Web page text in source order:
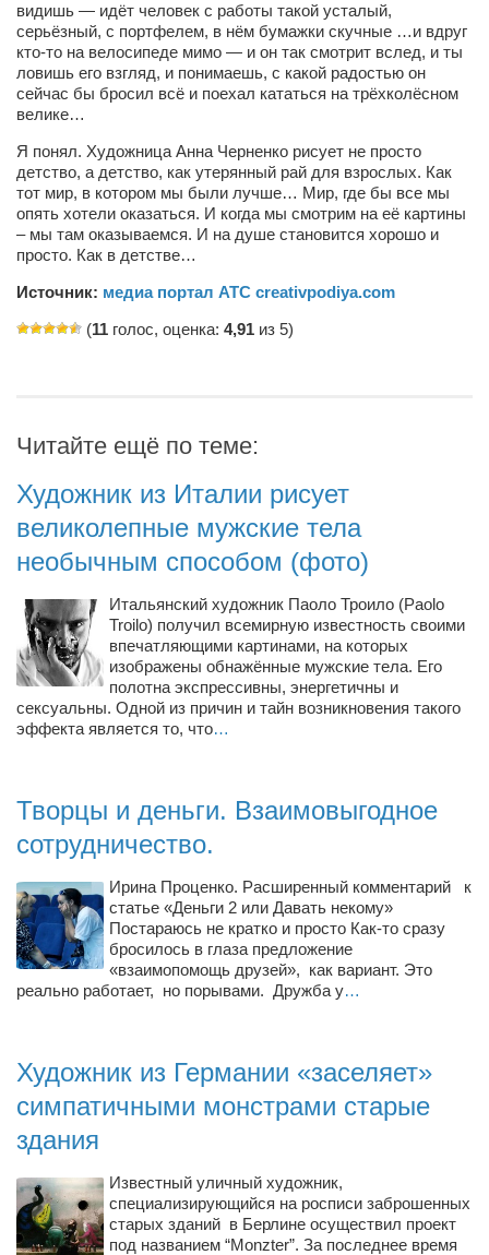
видишь — идёт человек с работы такой усталый,
серьёзный, с портфелем, в нём бумажки скучные …и вдруг
кто-то на велосипеде мимо — и он так смотрит вслед, и ты
ловишь его взгляд, и понимаешь, с какой радостью он
сейчас бы бросил всё и поехал кататься на трёхколёсном
велике…
Я понял. Художница Анна Черненко рисует не просто
детство, а детство, как утерянный рай для взрослых. Как
тот мир, в котором мы были лучше… Мир, где бы все мы
опять хотели оказаться. И когда мы смотрим на её картины
– мы там оказываемся. И на душе становится хорошо и
просто. Как в детстве…
Источник: медиа портал АТС creativpodiya.com
(11 голос, оценка: 4,91 из 5)
Читайте ещё по теме:
Художник из Италии рисует
великолепные мужские тела
необычным способом (фото)
Итальянский художник Паоло Троило (Paolo
Troilo) получил всемирную известность своими
впечатляющими картинами, на которых
изображены обнажённые мужские тела. Его
полотна экспрессивны, энергетичны и
сексуальны. Одной из причин и тайн возникновения такого
эффекта является то, что…
Творцы и деньги. Взаимовыгодное
сотрудничество.
Ирина Проценко. Расширенный комментарий к
статье «Деньги 2 или Давать некому»
Постараюсь не кратко и просто Как-то сразу
бросилось в глаза предложение
«взаимопомощь друзей», как вариант. Это
реально работает, но порывами. Дружба у…
Художник из Германии «заселяет»
симпатичными монстрами старые
здания
Известный уличный художник,
специализирующийся на росписи заброшенных
старых зданий в Берлине осуществил проект
под названием “Monzter”. За последнее время